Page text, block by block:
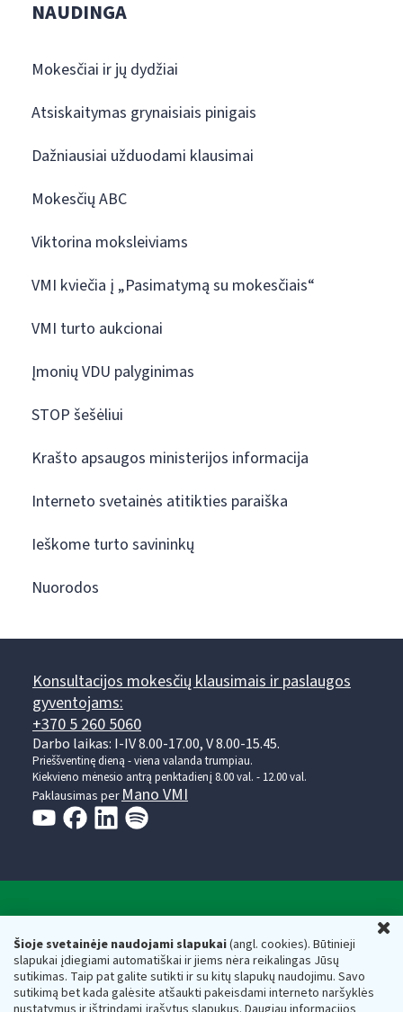
Šioje svetainėje naudojami slapukai(angl. cookies). Būtinieji
slapukai įdiegiami automatiškai ir jiems nėra reikalingas Jūsų
sutikimas. Taip pat galite sutikti ir su kitų slapukų naudojimu. Savo
sutikimą bet kada galėsite atšaukti pakeisdami interneto naršyklės
NAUDINGA
Mokesčiai ir jų dydžiai
Atsiskaitymas grynaisiais pinigais
Dažniausiai užduodami klausimai
Mokesčių ABC
Viktorina moksleiviams
VMI kviečia į „Pasimatymą su mokesčiais“
VMI turto aukcionai
Įmonių VDU palyginimas
STOP šešėliui
Krašto apsaugos ministerijos informacija
Interneto svetainės atitikties paraiška
Ieškome turto savininkų
Nuorodos
Konsultacijos mokesčių klausimais ir paslaugos
gyventojams:
+370 5 260 5060
Darbo laikas: I-IV 8.00-17.00, V 8.00-15.45.
Prieššventinę dieną - viena valanda trumpiau.
Kiekvieno mėnesio antrą penktadienį 8.00 val. - 12.00 val.
Paklausimas per Mano VMI
Respublikos finansų ministerijos
Biudžetinė įstaiga. Juridinio asmens kodas — 188659752,
adresas: Vasario 16-osios g. 14, 01107 Vilnius, Lietuva, el.paštas:
vmi@vmi.lt, E. pristatymo dėžutės adresas 188659752